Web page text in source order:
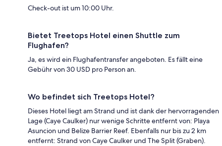
Check-out ist um 10:00 Uhr.
Bietet Treetops Hotel einen Shuttle zum
Flughafen?
Ja, es wird ein Flughafentransfer angeboten. Es fällt eine
Gebühr von 30 USD pro Person an.
Wo befindet sich Treetops Hotel?
Dieses Hotel liegt am Strand und ist dank der hervorragenden
Lage (Caye Caulker) nur wenige Schritte entfernt von: Playa
Asuncion und Belize Barrier Reef. Ebenfalls nur bis zu 2 km
entfernt: Strand von Caye Caulker und The Split (Graben).